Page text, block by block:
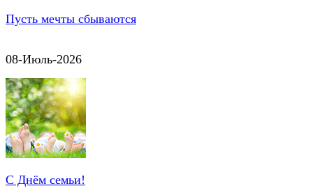
Пусть мечты сбываются
08-Июль-2026
С Днём семьи!